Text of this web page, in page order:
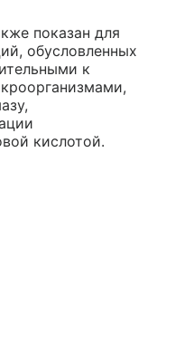
показан для
обусловленных
к
кислотой.